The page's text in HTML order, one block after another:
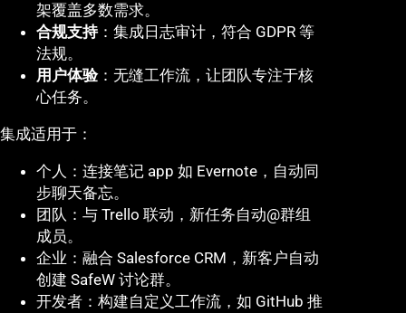
架覆盖多数需求。
合规支持：集成日志审计，符合 GDPR 等
法规。
用户体验：无缝工作流，让团队专注于核
心任务。
集成适用于：
个人：连接笔记 app 如 Evernote，自动同
步聊天备忘。
团队：与 Trello 联动，新任务自动@群组
成员。
企业：融合 Salesforce CRM，新客户自动
创建 SafeW 讨论群。
开发者：构建自定义工作流，如 GitHub 推